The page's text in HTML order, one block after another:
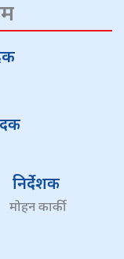
निर्देशक
मोहन कार्की